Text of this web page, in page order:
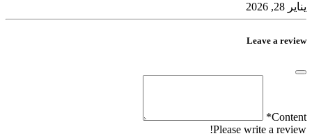
يناير 28, 2026
Leave a review
Content
*
Please write a review!